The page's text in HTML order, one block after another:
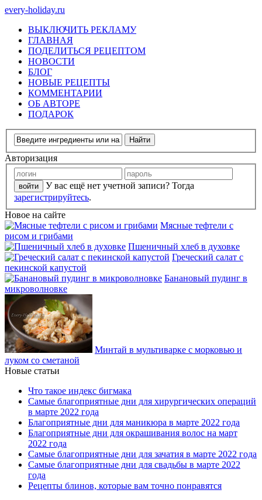
every-holiday.ru
ВЫКЛЮЧИТЬ РЕКЛАМУ
ГЛАВНАЯ
ПОДЕЛИТЬСЯ РЕЦЕПТОМ
НОВОСТИ
БЛОГ
НОВЫЕ РЕЦЕПТЫ
КОММЕНТАРИИ
ОБ АВТОРЕ
ПОДАРОК
Авторизация
У вас ещё нет учетной записи? Тогда
зарегистрируйтесь.
Новое на сайте
Мясные тефтели с
рисом и грибами
Пшеничный хлеб в духовке
Греческий салат с
пекинской капустой
Банановый пудинг в
микроволновке
Минтай в мультиварке с морковью и
луком со сметаной
Новые статьи
Что такое индекс бигмака
Самые благоприятные дни для хирургических операций
в марте 2022 года
Благоприятные дни для маникюра в марте 2022 года
Благоприятные дни для окрашивания волос на март
2022 года
Самые благоприятные дни для зачатия в марте 2022 года
Самые благоприятные дни для свадьбы в марте 2022
года
Рецепты блинов, которые вам точно понравятся